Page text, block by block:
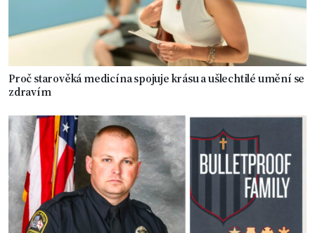
Proč starověká medicína spojuje krásu a ušlechtilé umění se
zdravím